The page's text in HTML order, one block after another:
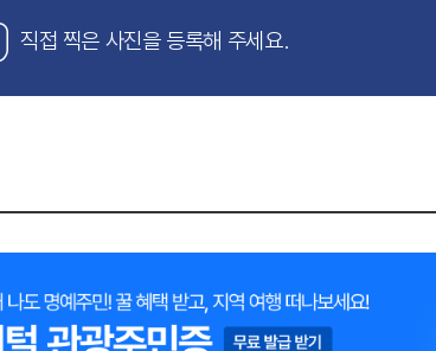
직접 찍은 사진을 등록해 주세요.